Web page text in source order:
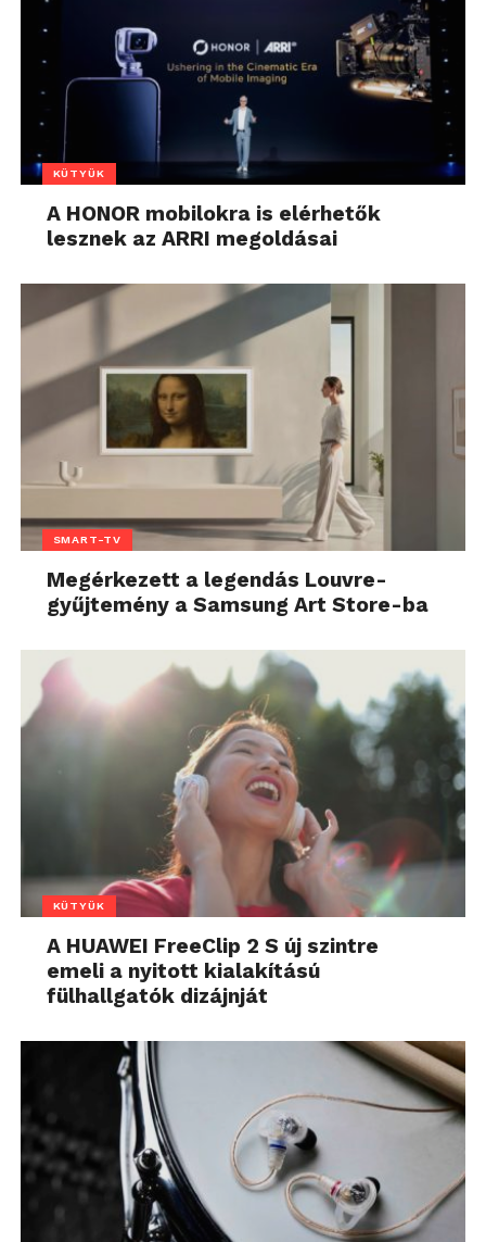
KÜTYÜK
A HONOR mobilokra is elérhetők
lesznek az ARRI megoldásai
SMART-TV
Megérkezett a legendás Louvre-
gyűjtemény a Samsung Art Store-ba
KÜTYÜK
A HUAWEI FreeClip 2 S új szintre
emeli a nyitott kialakítású
fülhallgatók dizájnját